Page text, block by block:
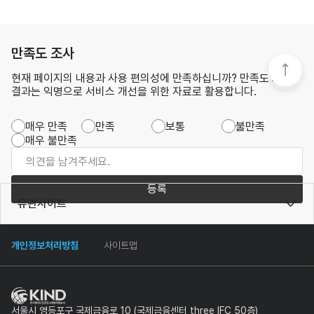
만족도 조사
현재 페이지의 내용과 사용 편의성에 만족하십니까? 만족도 조사
결과는 익명으로 서비스 개선을 위한 자료로 활용합니다.
매우 만족 만족 보통
불만족
매우 불만족
등록
개인정보처리방침 사이트맵
유관사이트
서울시 영등포구 국제금융로 10 (국제금융센터 three IFC 50층)